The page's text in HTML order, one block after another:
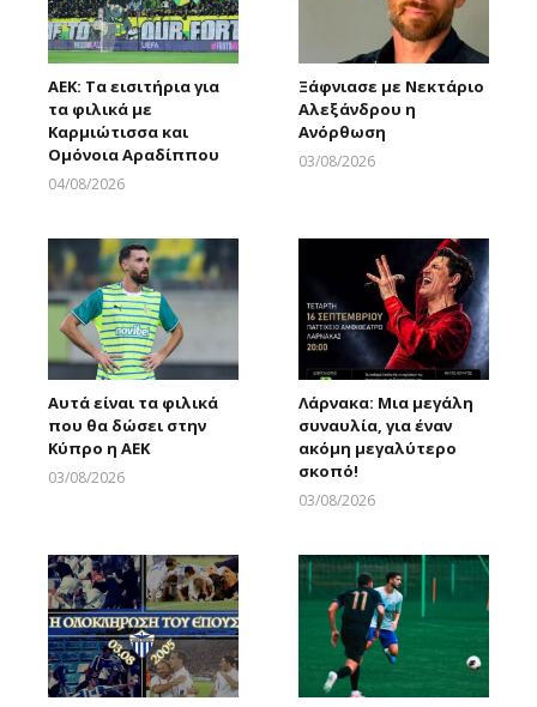
ΑΕΚ: Τα εισιτήρια για
τα φιλικά με
Καρμιώτισσα και
Ομόνοια Αραδίππου
04/08/2026
Ξάφνιασε με Νεκτάριο
Αλεξάνδρου η
Ανόρθωση
03/08/2026
Αυτά είναι τα φιλικά
που θα δώσει στην
Κύπρο η ΑΕΚ
03/08/2026
Λάρνακα: Μια μεγάλη
συναυλία, για έναν
ακόμη μεγαλύτερο
σκοπό!
03/08/2026